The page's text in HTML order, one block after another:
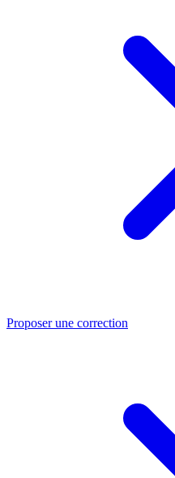
Proposer une correction